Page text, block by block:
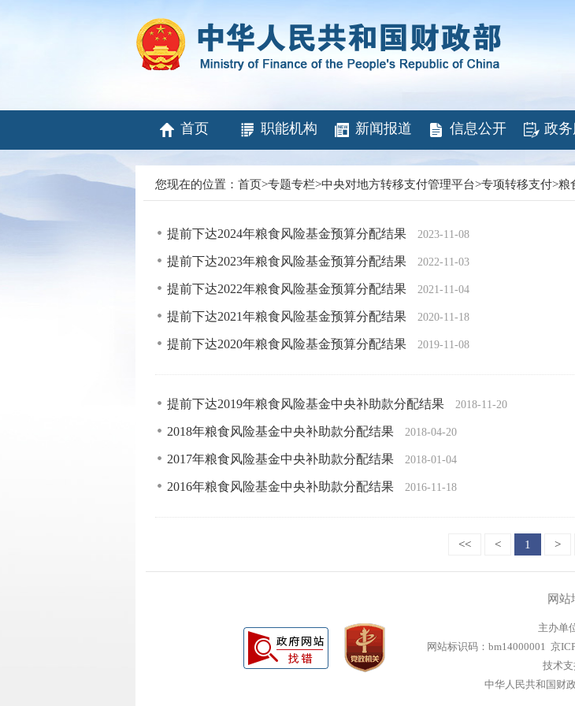
首页 职能机构 新闻报道 信息公开 政
您现在的位置： 首页>专题专栏>中央对地方转移支付管理平台>专项转移支付>粮
提前下达2024年粮食风险基金预算分配结果 2023-11-08
提前下达2023年粮食风险基金预算分配结果 2022-11-03
提前下达2022年粮食风险基金预算分配结果 2021-11-04
提前下达2021年粮食风险基金预算分配结果 2020-11-18
提前下达2020年粮食风险基金预算分配结果 2019-11-08
提前下达2019年粮食风险基金中央补助款分配结果 2018-11-20
2018年粮食风险基金中央补助款分配结果 2018-04-20
2017年粮食风险基金中央补助款分配结果 2018-01-04
2016年粮食风险基金中央补助款分配结果 2016-11-18
<< < 1 >
网站
主办单
网站标识码：bm14000001 京
技术
中华人民共和国财